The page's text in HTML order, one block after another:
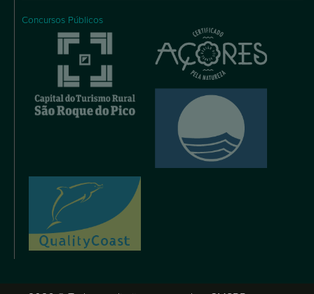
Concursos Públicos